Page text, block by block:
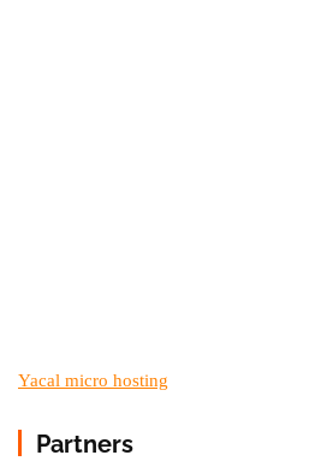
Yacal micro hosting
Partners